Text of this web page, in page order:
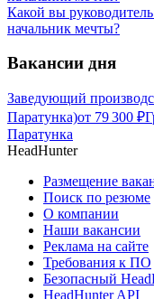
Какой вы
начальник мечты?
Вакансии дня
Заведующий
Паратунка)от 79 300 ₽
Паратунка
HeadHunter
Размещение
Поиск по резюме
О компании
Наши вакансии
Реклама на сайте
Требования к ПО
Безопасный
HeadHunter API